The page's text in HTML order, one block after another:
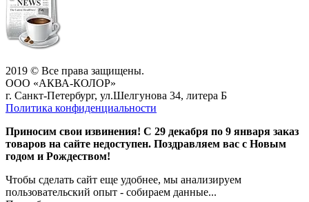
2019 © Все права защищены.
ООО «АКВА-КОЛОР»
г. Санкт-Петербург, ул.Шелгунова 34, литера Б
Политика конфиденциальности
Приносим свои извинения! С 29 декабря по 9 января заказ
товаров на сайте недоступен. Поздравляем вас с Новым
годом и Рождеством!
Чтобы сделать сайт еще удобнее, мы анализируем
пользовательский опыт - собираем данные...